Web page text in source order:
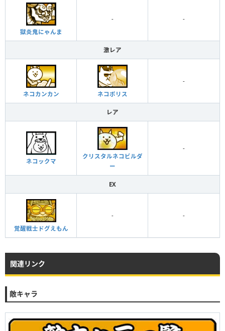
獄炎鬼にゃんま
- -
激レア
ネコカンカン ネコポリス
-
レア
ネコックマ
クリスタルネコビルダ
ー
-
EX
覚醒戦士ドグえもん
- -
関連リンク
敵キャラ